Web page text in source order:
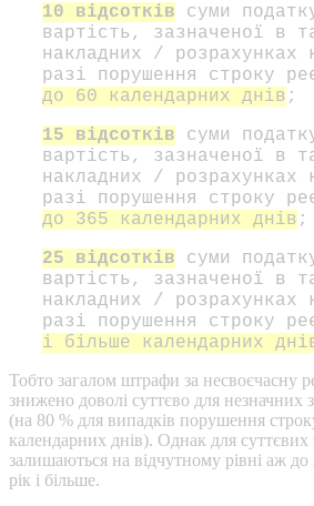
10 відсотків суми
вартість, зазначеної в
накладних / розрахунках
разі порушення строку
до 60 календарних днів ;
15 відсотків суми
вартість, зазначеної в
накладних / розрахунках
разі порушення строку
до 365 календарних днів ;
25 відсотків суми
вартість, зазначеної в
накладних / розрахунках
разі порушення строку
і більше календарних
Тобто загалом штрафи за несвоєчасну
знижено доволі суттєво для незначних
(на 80 % для випадків порушення
календарних днів). Однак для
залишаються на відчутному рівні аж
рік і більше.